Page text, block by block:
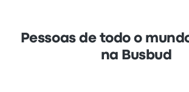
Pessoas de todo o
na Busbud